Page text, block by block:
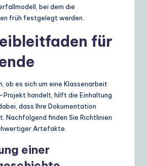
bei dem die
früh festgelegt werden.
für
ob es sich um eine Klassenarbeit
handelt, hilft die Einhaltung
dass Ihre Dokumentation
Nachfolgend finden Sie Richtlinien
Artefakte.
einer